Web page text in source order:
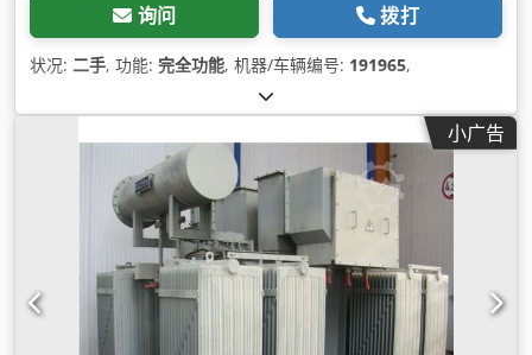
询问 拨打
状况: 二手, 功能: 完全功能, 机器/车辆编号: 191965,
小广告